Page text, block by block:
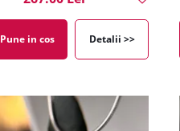
Pune in cos Detalii >>